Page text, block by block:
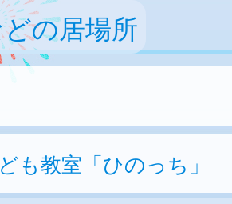
の居場所
も教室「ひのっち」